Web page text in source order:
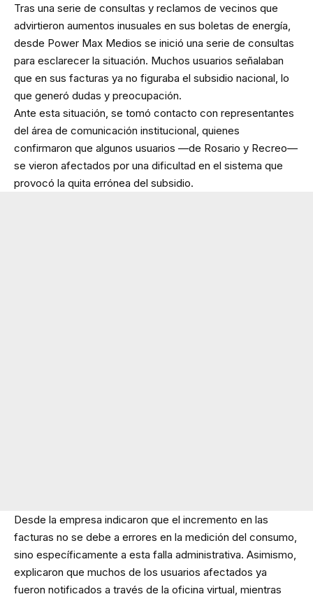
Tras una serie de consultas y reclamos de vecinos que
advirtieron aumentos inusuales en sus boletas de energía,
desde Power Max Medios se inició una serie de consultas
para esclarecer la situación. Muchos usuarios señalaban
que en sus facturas ya no figuraba el subsidio nacional, lo
que generó dudas y preocupación.
Ante esta situación, se tomó contacto con representantes
del área de comunicación institucional, quienes
confirmaron que algunos usuarios —de Rosario y Recreo—
se vieron afectados por una dificultad en el sistema que
provocó la quita errónea del subsidio.
Desde la empresa indicaron que el incremento en las
facturas no se debe a errores en la medición del consumo,
sino específicamente a esta falla administrativa. Asimismo,
explicaron que muchos de los usuarios afectados ya
fueron notificados a través de la oficina virtual, mientras